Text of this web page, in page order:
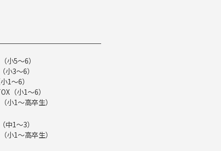
小5～6）
小3～6）
1～6）
（小1～6）
小1～高卒生）
中1～3）
小1～高卒生）